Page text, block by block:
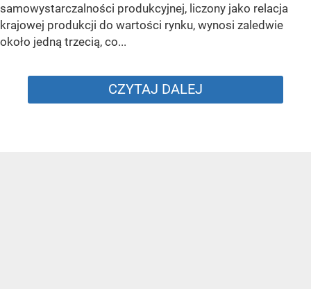
samowystarczalności produkcyjnej, liczony jako relacja
krajowej produkcji do wartości rynku, wynosi zaledwie
około jedną trzecią, co...
CZYTAJ DALEJ